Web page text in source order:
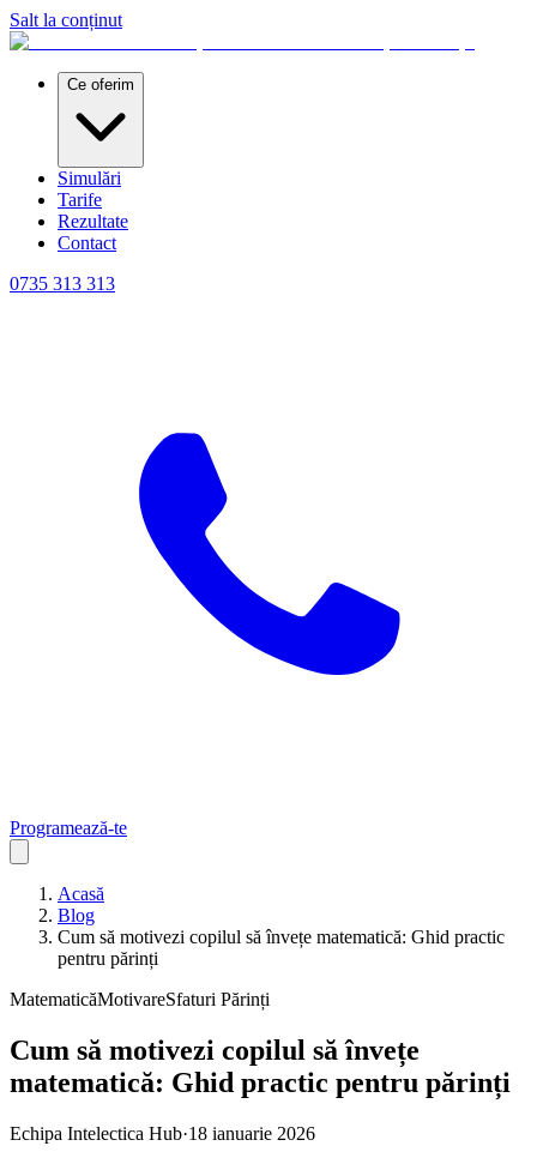
Salt la conținut
Ce oferim
Simulări
Tarife
Rezultate
Contact
0735 313 313
Programează-te
Acasă
Blog
Cum să motivezi copilul să învețe matematică: Ghid practic
pentru părinți
MatematicăMotivareSfaturi Părinți
Cum să motivezi copilul să învețe
matematică: Ghid practic pentru părinți
Echipa Intelectica Hub·18 ianuarie 2026